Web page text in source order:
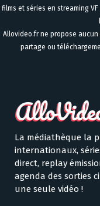
films et séries en streaming
Allovideo.fr ne propose
partage ou
La médiathèque la
internationaux,
direct, replay
agenda des sorties
une seule vidéo !